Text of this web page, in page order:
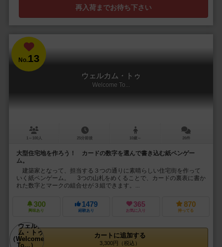
再入荷までお待ち下さい
No.13
ウェルカム・トゥ
Welcome To...
1～100人 25分前後 10歳～ 26件
大型住宅地を作ろう！ カードの数字を選んで書き込む紙ペンゲー
ム。
建築家となって、担当する３つの通りに素晴らしい住宅街を作って
いく紙ペンゲーム。 3つの山札をめくることで、カードの裏表に書か
れた数字とマークの組合せが３組できます。...
300
興味あり
1479
経験あり
365
お気に入り
870
持ってる
カートに追加する
3,300円（税込）